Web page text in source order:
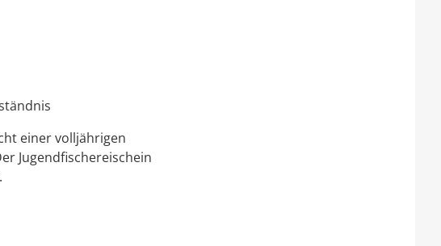
einer volljährigen
Jugendfischereischein